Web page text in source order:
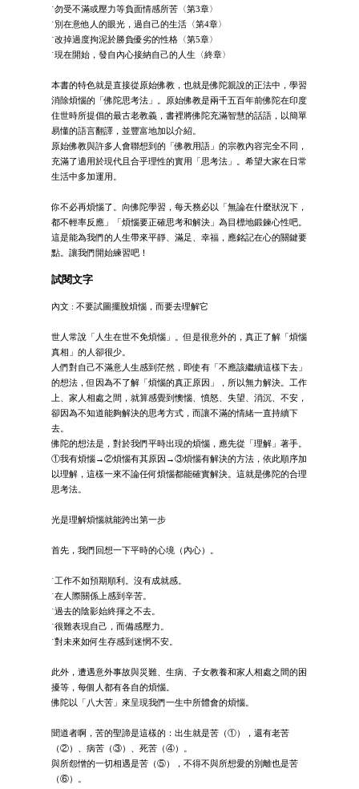
˙勿受不滿或壓力等負面情感所苦〈第3章〉
˙別在意他人的眼光，過自己的生活〈第4章〉
˙改掉過度拘泥於勝負優劣的性格〈第5章〉
˙現在開始，發自內心接納自己的人生〈終章〉
本書的特色就是直接從原始佛教，也就是佛陀親說的正法中，學習
消除煩惱的「佛陀思考法」。原始佛教是兩千五百年前佛陀在印度
住世時所提倡的最古老教義，書裡將佛陀充滿智慧的話語，以簡單
易懂的語言翻譯，並豐富地加以介紹。
原始佛教與許多人會聯想到的「佛教用語」的宗教內容完全不同，
充滿了適用於現代且合乎理性的實用「思考法」。希望大家在日常
生活中多加運用。
你不必再煩惱了。向佛陀學習，每天務必以「無論在什麼狀況下，
都不輕率反應」「煩惱要正確思考和解決」為目標地鍛鍊心性吧。
這是能為我們的人生帶來平靜、滿足、幸福，應銘記在心的關鍵要
點。讓我們開始練習吧！
試閱文字
內文 : 不要試圖擺脫煩惱，而要去理解它
世人常說「人生在世不免煩惱」。但是很意外的，真正了解「煩惱
真相」的人卻很少。
人們對自己不滿意人生感到茫然，即使有「不應該繼續這樣下去」
的想法，但因為不了解「煩惱的真正原因」，所以無力解決。工作
上、家人相處之間，就算感覺到懊惱、憤怒、失望、消沉、不安，
卻因為不知道能夠解決的思考方式，而讓不滿的情緒一直持續下
去。
佛陀的想法是，對於我們平時出現的煩惱，應先從「理解」著手。
①我有煩惱→②煩惱有其原因→③煩惱有解決的方法，依此順序加
以理解，這樣一來不論任何煩惱都能確實解決。這就是佛陀的合理
思考法。
光是理解煩惱就能跨出第一步
首先，我們回想一下平時的心境（內心）。
˙工作不如預期順利。沒有成就感。
˙在人際關係上感到辛苦。
˙過去的陰影始終揮之不去。
˙很難表現自己，而備感壓力。
˙對未來如何生存感到迷惘不安。
此外，遭遇意外事故與災難、生病、子女教養和家人相處之間的困
擾等，每個人都有各自的煩惱。
佛陀以「八大苦」來呈現我們一生中所體會的煩惱。
聞道者啊，苦的聖諦是這樣的：出生就是苦（①），還有老苦
（②）、病苦（③）、死苦（④）。
與所怨憎的一切相遇是苦（⑤），不得不與所想愛的別離也是苦
（⑥）。